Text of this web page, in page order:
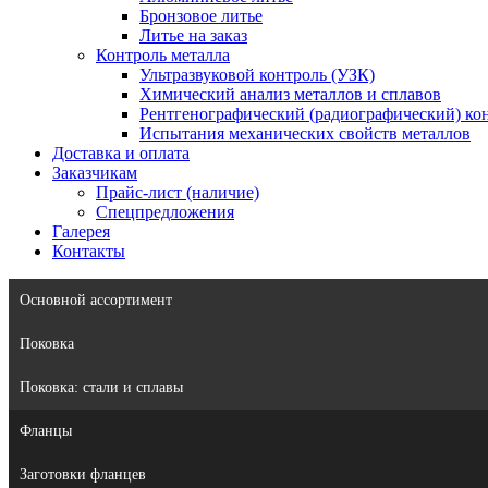
Бронзовое литье
Литье на заказ
Контроль металла
Ультразвуковой контроль (УЗК)
Химический анализ металлов и сплавов
Рентгенографический (радиографический)
Испытания механических свойств металлов
Доставка и оплата
Заказчикам
Прайс-лист (наличие)
Спецпредложения
Галерея
Контакты
Основной ассортимент
Поковка
Поковка: cтали и сплавы
Фланцы
Заготовки фланцев